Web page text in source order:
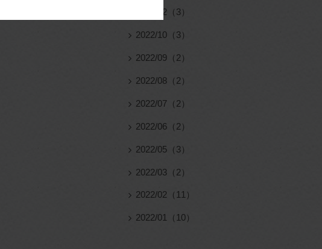
2022/12（3）
2022/10（3）
2022/09（2）
2022/08（2）
2022/07（2）
2022/06（2）
2022/05（3）
2022/03（2）
2022/02（11）
2022/01（10）